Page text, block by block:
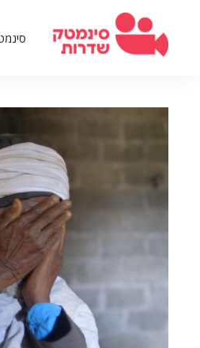
העיקרי